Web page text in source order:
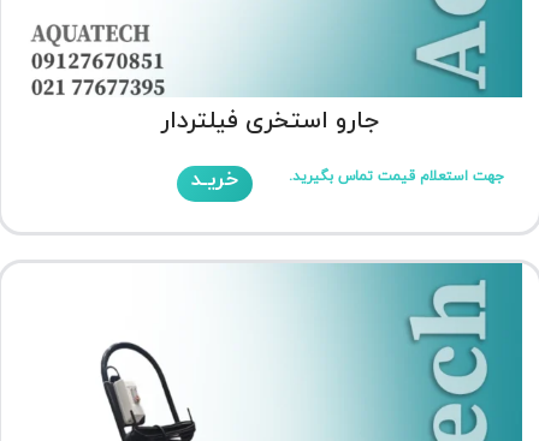
جارو استخری فیلتردار
جهت استعلام قیمت تماس بگیرید. خریـد